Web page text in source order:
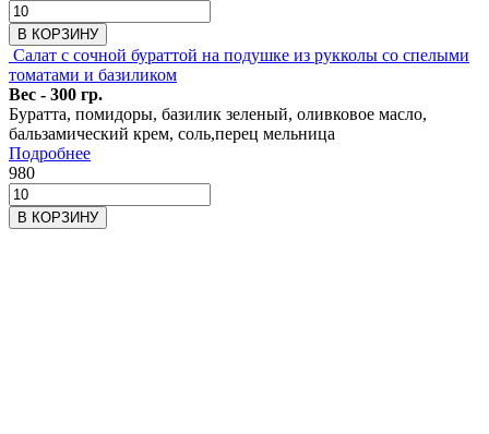
В КОРЗИНУ
Салат с сочной бураттой на подушке из рукколы со спелыми
томатами и базиликом
Вес - 300 гр.
Буратта, помидоры, базилик зеленый, оливковое масло,
бальзамический крем, соль,перец мельница
Подробнее
980
В КОРЗИНУ